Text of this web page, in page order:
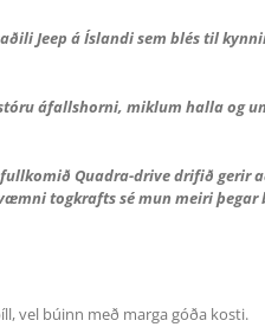
Jeep á Íslandi sem blés til
áfallshorni, miklum halla og
Quadra-drive drifið gerir
togkrafts sé mun meiri
vel búinn með marga góða kosti.